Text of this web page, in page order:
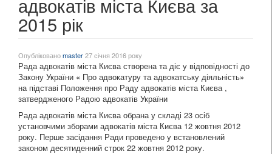
адвокатів міста Києва за
2015 рік
Опублікованоmaster27 січня 2016 року
Рада адвокатів міста Києва створена та діє у відповідності до
Закону України « Про адвокатуру та адвокатську діяльність»
на підставі Положення про Раду адвокатів міста Києва ,
затвердженого Радою адвокатів України
Рада адвокатів міста Києва обрана у складі 23 осіб
установчими зборами адвокатів міста Києва 12 жовтня 2012
року. Перше засідання Ради проведено у встановлений
законом десятиденний строк 22 жовтня 2012 року.